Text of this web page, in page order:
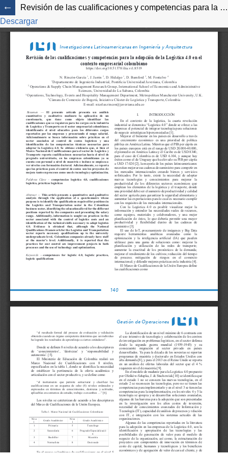
Revisión de las cualificaciones y competencias para la adopción de la Logística 4.0 en el contexto empresarial colombiano
Descargar